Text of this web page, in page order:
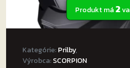
Produkt má2
Kategórie:Prilby,
Výrobca:SCORPION